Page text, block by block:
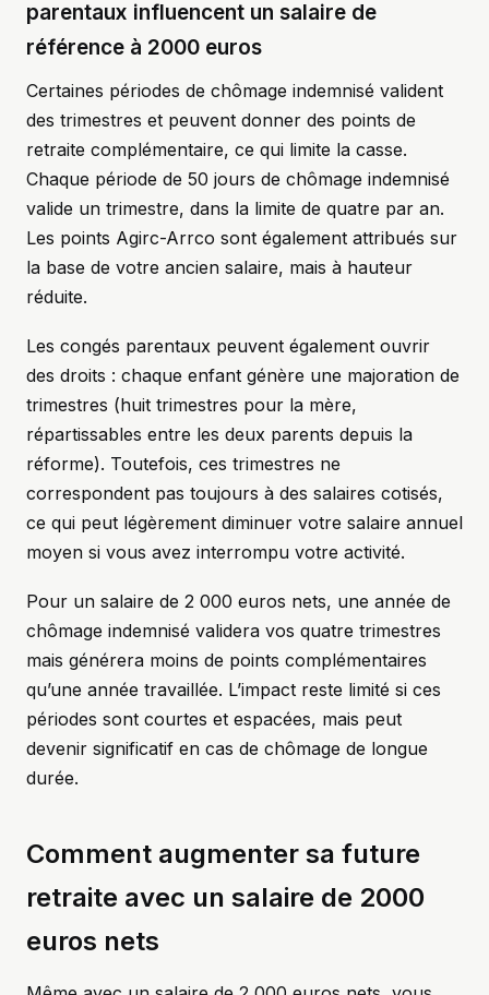
parentaux influencent un salaire de
référence à 2000 euros
Certaines périodes de chômage indemnisé valident
des trimestres et peuvent donner des points de
retraite complémentaire, ce qui limite la casse.
Chaque période de 50 jours de chômage indemnisé
valide un trimestre, dans la limite de quatre par an.
Les points Agirc-Arrco sont également attribués sur
la base de votre ancien salaire, mais à hauteur
réduite.
Les congés parentaux peuvent également ouvrir
des droits : chaque enfant génère une majoration de
trimestres (huit trimestres pour la mère,
répartissables entre les deux parents depuis la
réforme). Toutefois, ces trimestres ne
correspondent pas toujours à des salaires cotisés,
ce qui peut légèrement diminuer votre salaire annuel
moyen si vous avez interrompu votre activité.
Pour un salaire de 2 000 euros nets, une année de
chômage indemnisé validera vos quatre trimestres
mais générera moins de points complémentaires
qu’une année travaillée. L’impact reste limité si ces
périodes sont courtes et espacées, mais peut
devenir significatif en cas de chômage de longue
durée.
Comment augmenter sa future
retraite avec un salaire de 2000
euros nets